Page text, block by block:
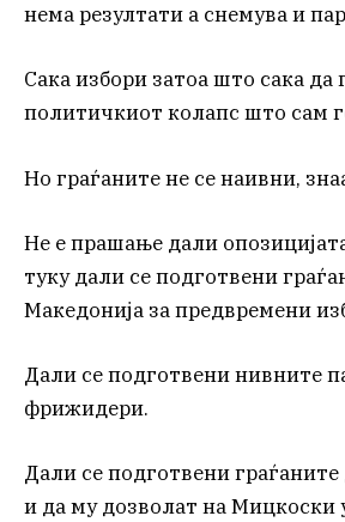
нема резултати а снемува и
Сака избори затоа што сака да
политичкиот колапс што сам
Но граѓаните не се наивни,
Не е прашање дали
туку дали се подготвени
Македонија за предвремени
Дали се подготвени нивните
фрижидери.
Дали се подготвени
и да му дозволат на Мицкоски